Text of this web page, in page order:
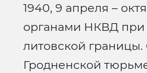
1940, 9 апреля –
органами НКВД при
литовской границы.
Гродненской